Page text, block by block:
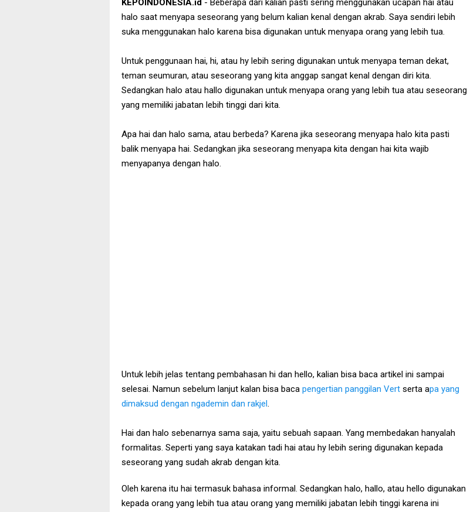
KEPOINDONESIA.id - Beberapa dari kalian pasti sering menggunakan ucapan hai atau
halo saat menyapa seseorang yang belum kalian kenal dengan akrab. Saya sendiri lebih
suka menggunakan halo karena bisa digunakan untuk menyapa orang yang lebih tua.
Untuk penggunaan hai, hi, atau hy lebih sering digunakan untuk menyapa teman dekat,
teman seumuran, atau seseorang yang kita anggap sangat kenal dengan diri kita.
Sedangkan halo atau hallo digunakan untuk menyapa orang yang lebih tua atau seseorang
yang memiliki jabatan lebih tinggi dari kita.
Apa hai dan halo sama, atau berbeda? Karena jika seseorang menyapa halo kita pasti
balik menyapa hai. Sedangkan jika seseorang menyapa kita dengan hai kita wajib
menyapanya dengan halo.
Untuk lebih jelas tentang pembahasan hi dan hello, kalian bisa baca artikel ini sampai
selesai. Namun sebelum lanjut kalan bisa baca pengertian panggilan Vert serta apa yang
dimaksud dengan ngademin dan rakjel.
Hai dan halo sebenarnya sama saja, yaitu sebuah sapaan. Yang membedakan hanyalah
formalitas. Seperti yang saya katakan tadi hai atau hy lebih sering digunakan kepada
seseorang yang sudah akrab dengan kita.
Oleh karena itu hai termasuk bahasa informal. Sedangkan halo, hallo, atau hello digunakan
kepada orang yang lebih tua atau orang yang memiliki jabatan lebih tinggi karena ini